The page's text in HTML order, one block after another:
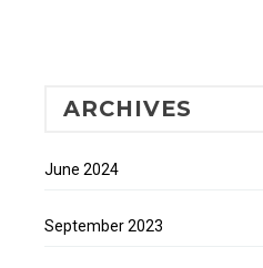
ARCHIVES
June 2024
September 2023